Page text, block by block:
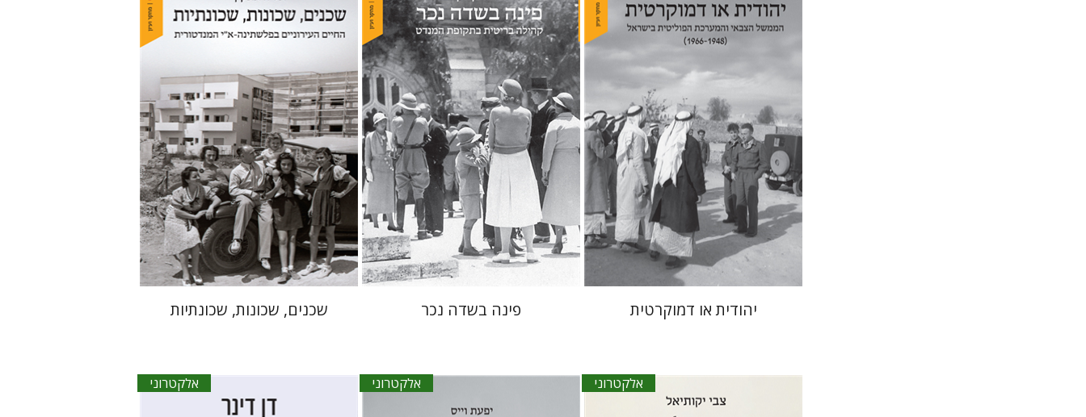
אריה דיין
הנחת אתר ספר אלקטרוני
$23
יהודית או דמוקרטית
חגית קריק
הנחת אתר ספר אלקטרוני
$30
פינה בשדה נכר
אליה אתקין
הנחת אתר ספר אלקטרוני
$30
שכנים, שכונות, שכונתיות
אלקטרוני אלקטרוני אלקטרוני